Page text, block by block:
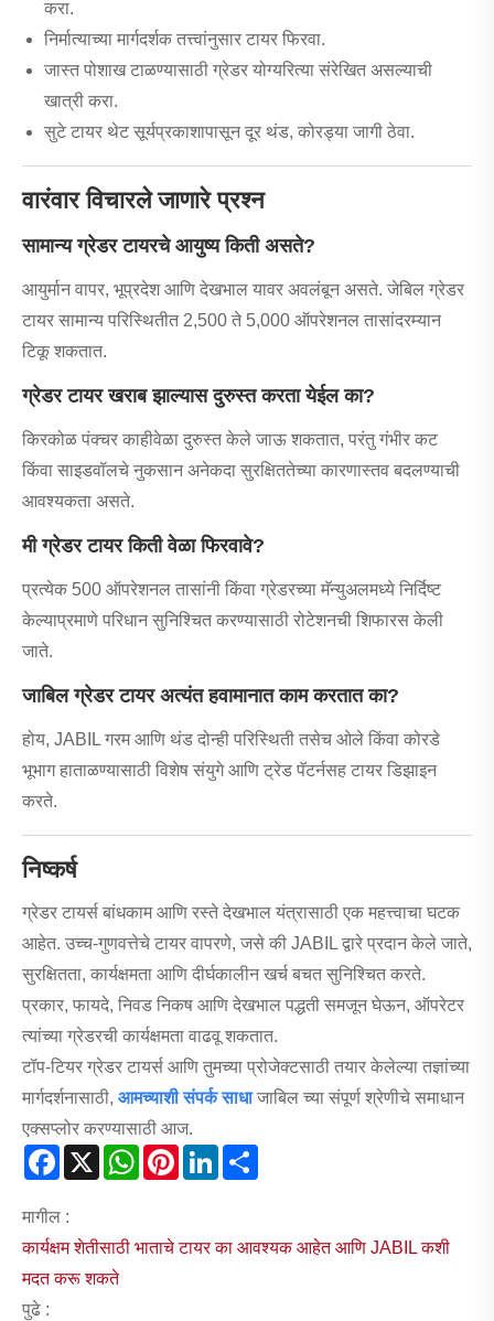
करा.
निर्मात्याच्या मार्गदर्शक तत्त्वांनुसार टायर फिरवा.
जास्त पोशाख टाळण्यासाठी ग्रेडर योग्यरित्या संरेखित असल्याची
खात्री करा.
सुटे टायर थेट सूर्यप्रकाशापासून दूर थंड, कोरड्या जागी ठेवा.
वारंवार विचारले जाणारे प्रश्न
सामान्य ग्रेडर टायरचे आयुष्य किती असते?
आयुर्मान वापर, भूप्रदेश आणि देखभाल यावर अवलंबून असते. जेबिल ग्रेडर
टायर सामान्य परिस्थितीत 2,500 ते 5,000 ऑपरेशनल तासांदरम्यान
टिकू शकतात.
ग्रेडर टायर खराब झाल्यास दुरुस्त करता येईल का?
किरकोळ पंक्चर काहीवेळा दुरुस्त केले जाऊ शकतात, परंतु गंभीर कट
किंवा साइडवॉलचे नुकसान अनेकदा सुरक्षिततेच्या कारणास्तव बदलण्याची
आवश्यकता असते.
मी ग्रेडर टायर किती वेळा फिरवावे?
प्रत्येक 500 ऑपरेशनल तासांनी किंवा ग्रेडरच्या मॅन्युअलमध्ये निर्दिष्ट
केल्याप्रमाणे परिधान सुनिश्चित करण्यासाठी रोटेशनची शिफारस केली
जाते.
जाबिल ग्रेडर टायर अत्यंत हवामानात काम करतात का?
होय, JABIL गरम आणि थंड दोन्ही परिस्थिती तसेच ओले किंवा कोरडे
भूभाग हाताळण्यासाठी विशेष संयुगे आणि ट्रेड पॅटर्नसह टायर डिझाइन
करते.
निष्कर्ष
ग्रेडर टायर्स बांधकाम आणि रस्ते देखभाल यंत्रासाठी एक महत्त्वाचा घटक
आहेत. उच्च-गुणवत्तेचे टायर वापरणे, जसे की JABIL द्वारे प्रदान केले जाते,
सुरक्षितता, कार्यक्षमता आणि दीर्घकालीन खर्च बचत सुनिश्चित करते.
प्रकार, फायदे, निवड निकष आणि देखभाल पद्धती समजून घेऊन, ऑपरेटर
त्यांच्या ग्रेडरची कार्यक्षमता वाढवू शकतात.
टॉप-टियर ग्रेडर टायर्स आणि तुमच्या प्रोजेक्टसाठी तयार केलेल्या तज्ञांच्या
मार्गदर्शनासाठी, आमच्याशी संपर्क साधा जाबिल च्या संपूर्ण श्रेणीचे समाधान
एक्सप्लोर करण्यासाठी आज.
Facebook
X WhatsAppPinterestLinkedIn
मागील :
कार्यक्षम शेतीसाठी भाताचे टायर का आवश्यक आहेत आणि JABIL कशी
मदत करू शकते
पुढे :